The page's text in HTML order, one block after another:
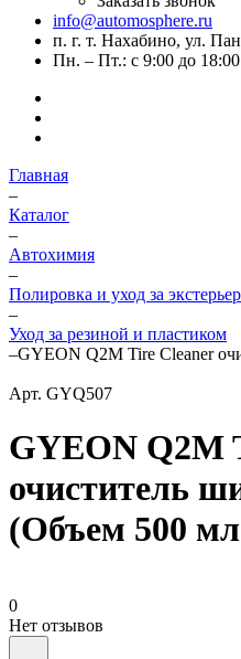
info@automosphere.ru
п. г. т. Нахабино, ул.
Пн. – Пт.: с 9:00 до 18:00
Главная
–
Каталог
–
Автохимия
–
Полировка и уход за
–
Уход за резиной и пластиком
–GYEON Q2M Tire Cleaner
Арт. GYQ507
GYEON Q2M
очиститель
(Объем 500
0
Нет отзывов